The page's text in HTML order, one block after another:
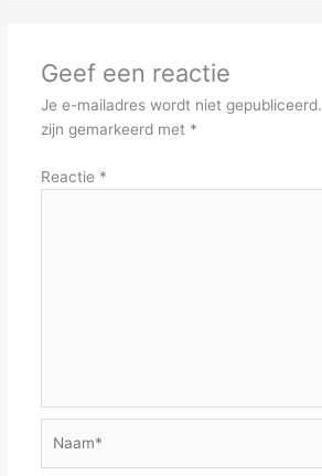
Geef een reactie
Je e-mailadres wordt niet gepubliceerd.
zijn gemarkeerd met *
Reactie *